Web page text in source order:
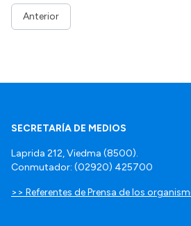
Anterior
SECRETARÍA DE MEDIOS
Laprida 212, Viedma (8500).
Conmutador: (02920) 425700
>> Referentes de Prensa de los